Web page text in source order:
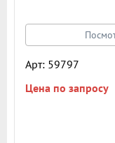
Арт: 59797
Цена по запросу